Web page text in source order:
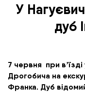
У
дуб
7 червня при вʼїзді
Дрогобича на
Франка. Дуб